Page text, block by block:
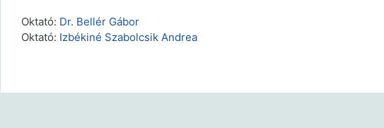
Oktató: Dr. Bellér Gábor
Oktató: Izbékiné Szabolcsik Andrea